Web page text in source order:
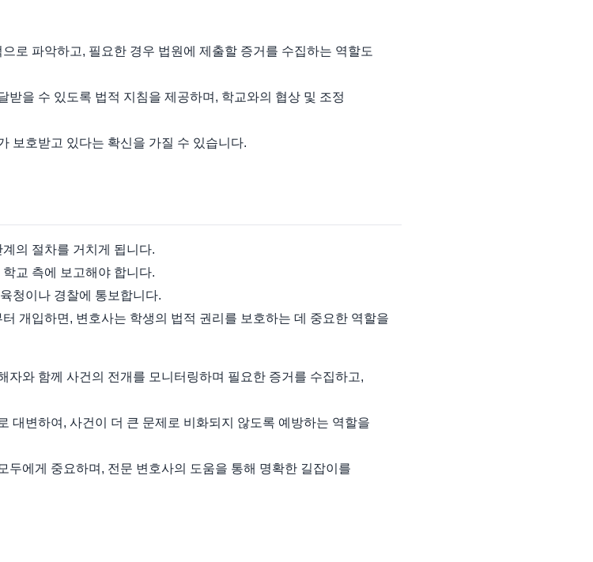
로 파악하고, 필요한 경우 법원에 제출할 증거를 수집하는 역할도
을 수 있도록 법적 지침을 제공하며, 학교와의 협상 및 조정
보호받고 있다는 확신을 가질 수 있습니다.
의 절차를 거치게 됩니다.
교 측에 보고해야 합니다.
청이나 경찰에 통보합니다.
개입하면, 변호사는 학생의 법적 권리를 보호하는 데 중요한 역할을
자와 함께 사건의 전개를 모니터링하며 필요한 증거를 수집하고,
대변하여, 사건이 더 큰 문제로 비화되지 않도록 예방하는 역할을
두에게 중요하며, 전문 변호사의 도움을 통해 명확한 길잡이를